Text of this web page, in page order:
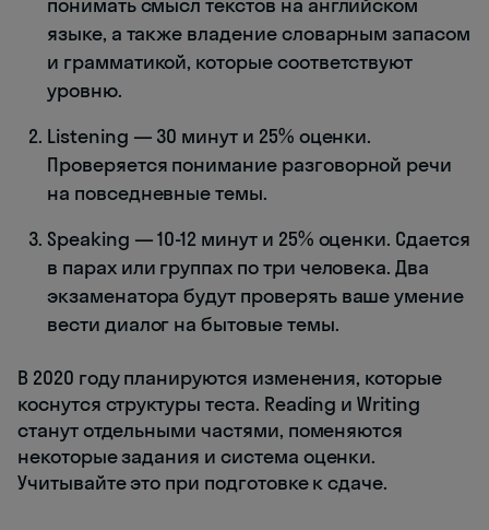
понимать смысл текстов на английском
языке, а также владение словарным запасом
и грамматикой, которые соответствуют
уровню.
Listening — 30 минут и 25% оценки.
Проверяется понимание разговорной речи
на повседневные темы.
Speaking — 10-12 минут и 25% оценки. Сдается
в парах или группах по три человека. Два
экзаменатора будут проверять ваше умение
вести диалог на бытовые темы.
В 2020 году планируются изменения, которые
коснутся структуры теста. Reading и Writing
станут отдельными частями, поменяются
некоторые задания и система оценки.
Учитывайте это при подготовке к сдаче.